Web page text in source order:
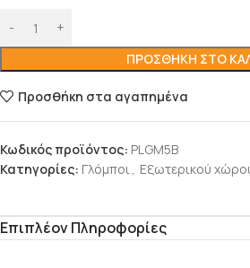
ΠΡΟΣΘΉΚΗ ΣΤΟ
Προσθήκη στα αγαπημένα
Κωδικός προϊόντος: PLGM5B
Κατηγορίες: Γλόμποι, Εξωτερικού
Επιπλέον Πληροφορίες